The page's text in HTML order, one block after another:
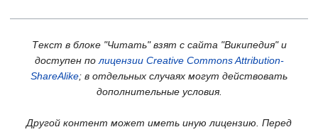
Текст в блоке "Читать" взят с сайта "Википедия" и
доступен по лицензии Creative Commons Attribution-
ShareAlike; в отдельных случаях могут действовать
дополнительные условия.
Другой контент может иметь иную лицензию. Перед